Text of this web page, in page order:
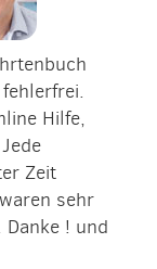
Hilfe,
Zeit
sehr
! und